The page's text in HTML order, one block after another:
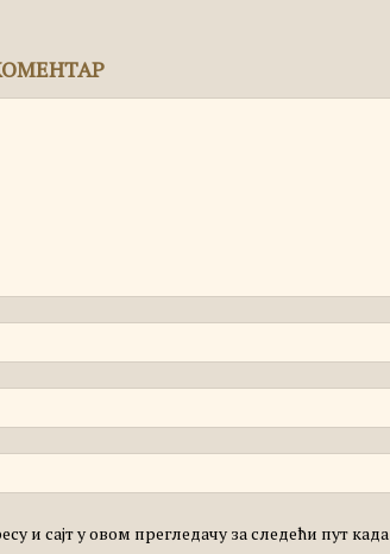
и сајт у овом прегледачу за следећи пут